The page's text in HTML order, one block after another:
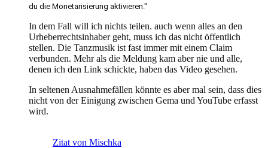
du die Monetarisierung aktivieren."
In dem Fall will ich nichts teilen. auch wenn alles an den
Urheberrechtsinhaber geht, muss ich das nicht öffentlich
stellen. Die Tanzmusik ist fast immer mit einem Claim
verbunden. Mehr als die Meldung kam aber nie und alle,
denen ich den Link schickte, haben das Video gesehen.
In seltenen Ausnahmefällen könnte es aber mal sein, dass dies
nicht von der Einigung zwischen Gema und YouTube erfasst
wird.
Zitat von Mischka